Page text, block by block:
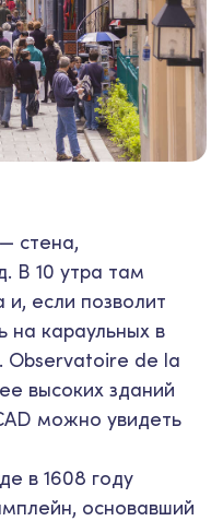
стена,
В 10 утра там
если позволит
на караульных в
Observatoire de la
высоких зданий
можно увидеть
в 1608 году
основавший